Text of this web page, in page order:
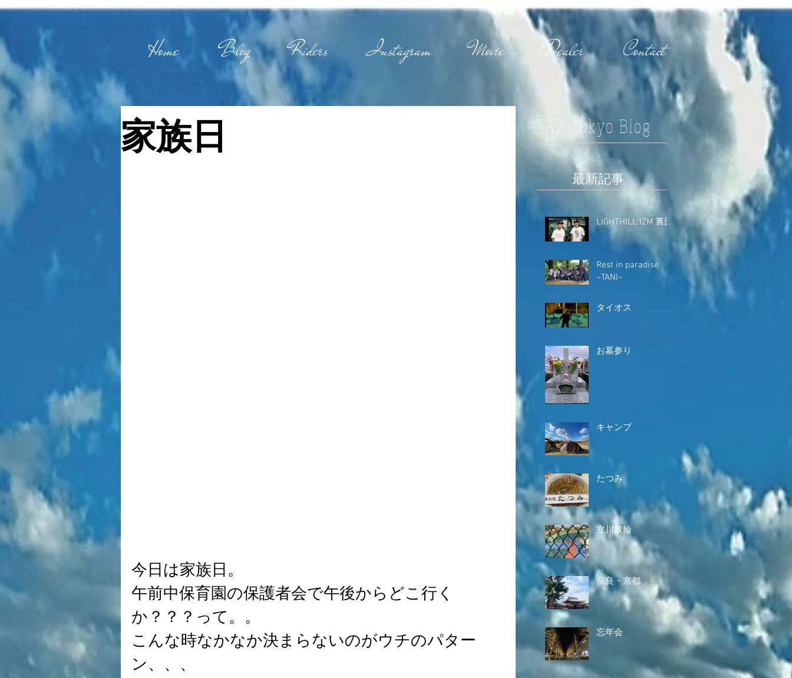
Home Blog Riders Instagram Movie Dealer Contact
家族日
今日は家族日。
午前中保育園の保護者会で午後からどこ行く
か？？？って。。
こんな時なかなか決まらないのがウチのパター
ン、、、
TAZ-tokyo Blog
最新記事
LIGHTHILL IZM 裏面
Rest in paradise
~TANI~
タイオス
お墓参り
キャンプ
たつみ
立川競輪
奈良・京都
忘年会